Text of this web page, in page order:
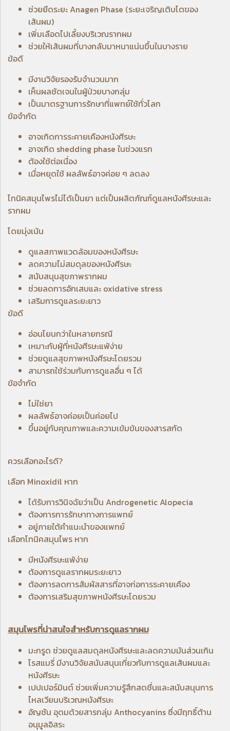
ช่วยยืดระยะ Anagen Phase (ระยะเจริญเติบโตของ
เส้นผม)
เพิ่มเลือดไปเลี้ยงบริเวณรากผม
ช่วยให้เส้นผมที่บางกลับมาหนาแน่นขึ้นในบางราย
ข้อดี
มีงานวิจัยรองรับจำนวนมาก
เห็นผลชัดเจนในผู้ป่วยบางกลุ่ม
เป็นมาตรฐานการรักษาที่แพทย์ใช้ทั่วโลก
ข้อจำกัด
อาจเกิดการระคายเคืองหนังศีรษะ
อาจเกิด shedding phase ในช่วงแรก
ต้องใช้ต่อเนื่อง
เมื่อหยุดใช้ ผลลัพธ์อาจค่อย ๆ ลดลง
โทนิคสมุนไพรไม่ได้เป็นยา แต่เป็นผลิตภัณฑ์ดูแลหนังศีรษะและ
รากผม
โดยมุ่งเน้น
ดูแลสภาพแวดล้อมของหนังศีรษะ
ลดความไม่สมดุลของหนังศีรษะ
สนับสนุนสุขภาพรากผม
ช่วยลดการอักเสบและ oxidative stress
เสริมการดูแลระยะยาว
ข้อดี
อ่อนโยนกว่าในหลายกรณี
เหมาะกับผู้ที่หนังศีรษะแพ้ง่าย
ช่วยดูแลสุขภาพหนังศีรษะโดยรวม
สามารถใช้ร่วมกับการดูแลอื่น ๆ ได้
ข้อจำกัด
ไม่ใช่ยา
ผลลัพธ์อาจค่อยเป็นค่อยไป
ขึ้นอยู่กับคุณภาพและความเข้มข้นของสารสกัด
ควรเลือกอะไรดี?
เลือก Minoxidil หาก
ได้รับการวินิจฉัยว่าเป็น Androgenetic Alopecia
ต้องการการรักษาทางการแพทย์
อยู่ภายใต้คำแนะนำของแพทย์
เลือกโทนิคสมุนไพร หาก
มีหนังศีรษะแพ้ง่าย
ต้องการดูแลรากผมระยะยาว
ต้องการลดการสัมผัสสารที่อาจก่อการระคายเคือง
ต้องการเสริมสุขภาพหนังศีรษะโดยรวม
สมุนไพรที่น่าสนใจสำหรับการดูแลรากผม
มะกรูด ช่วยดูแลสมดุลหนังศีรษะและลดความมันส่วนเกิน
โรสแมรี่ มีงานวิจัยสนับสนุนเกี่ยวกับการดูแลเส้นผมและ
หนังศีรษะ
เปปเปอร์มินต์ ช่วยเพิ่มความรู้สึกสดชื่นและสนับสนุนการ
ไหลเวียนบริเวณหนังศีรษะ
อัญชัน อุดมด้วยสารกลุ่ม Anthocyanins ซึ่งมีฤทธิ์ต้าน
อนุมูลอิสระ